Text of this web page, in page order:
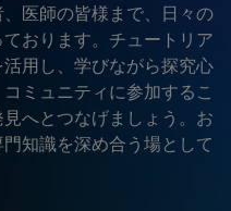
医師の皆様まで、日々の
おります。チュートリア
用し、学びながら探究心
ミュニティに参加するこ
へとつなげましょう。お
知識を深め合う場として